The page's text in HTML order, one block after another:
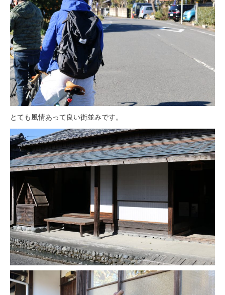
とても風情あって良い街並みです。